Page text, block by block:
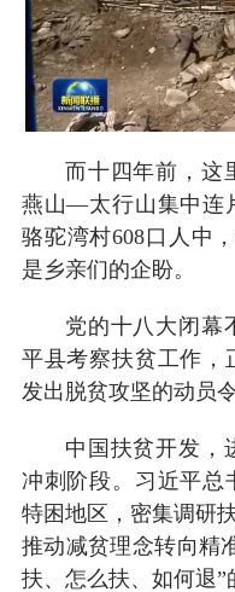
而十四年前，这
燕山—太行山集中连
骆驼湾村608口人中
是乡亲们的企盼。
党的十八大闭幕
平县考察扶贫工作，
发出脱贫攻坚的动员令
中国扶贫开发，
冲刺阶段。习近平总
特困地区，密集调研
推动减贫理念转向精
扶、怎么扶、如何退